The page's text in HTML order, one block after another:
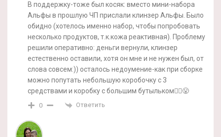
В поддержку-тоже был косяк: вместо мини-набора
Альфы в прошлую ЧП прислали клинзер Альфы. Было
обидно (хотелось именно набор, чтобы попробовать
несколько продуктов, т.к.кожа реактивная). Проблему
решили оперативно: деньги вернули, клинзер
естественно оставили, хотя он мне и не нужен был, от
слова совсем:)) осталось недоумение-как при сборке
можно попутать небольшую коробочку с 3
средствами и коробку с большим бутыльком🤷‍♀️😤
0 Ответить